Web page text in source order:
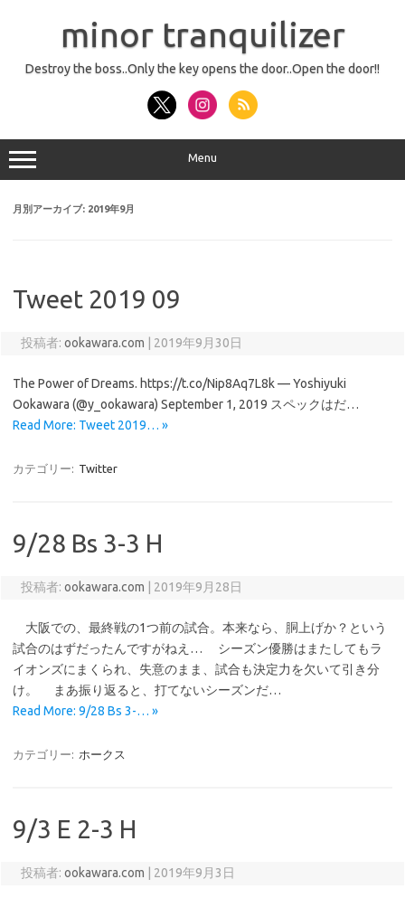
minor tranquilizer
Destroy the boss..Only the key opens the door..Open the door!!
Menu
月別アーカイブ: 2019年9月
Tweet 2019 09
投稿者: ookawara.com 2019年9月30日
The Power of Dreams. https://t.co/Nip8Aq7L8k — Yoshiyuki
Ookawara (@y_ookawara) September 1, 2019 スペックはだ…
Read More: Tweet 2019… »
カテゴリー: Twitter
9/28 Bs 3-3 H
投稿者: ookawara.com 2019年9月28日
大阪での、最終戦の1つ前の試合。本来なら、胴上げか？という
試合のはずだったんですがねえ… シーズン優勝はまたしてもラ
イオンズにまくられ、失意のまま、試合も決定力を欠いて引き分
け。 まあ振り返ると、打てないシーズンだ…
Read More: 9/28 Bs 3-… »
カテゴリー: ホークス
9/3 E 2-3 H
投稿者: ookawara.com 2019年9月3日